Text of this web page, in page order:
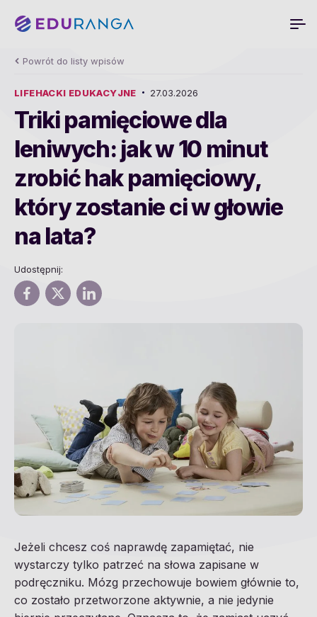
Powrót do listy wpisów
LIFEHACKI EDUKACYJNE 27.03.2026
Triki pamięciowe dla
leniwych: jak w 10 minut
zrobić hak pamięciowy,
który zostanie ci w głowie
na lata?
Udostępnij:
Jeżeli chcesz coś naprawdę zapamiętać, nie
wystarczy tylko patrzeć na słowa zapisane w
podręczniku. Mózg przechowuje bowiem głównie to,
co zostało przetworzone aktywnie, a nie jedynie